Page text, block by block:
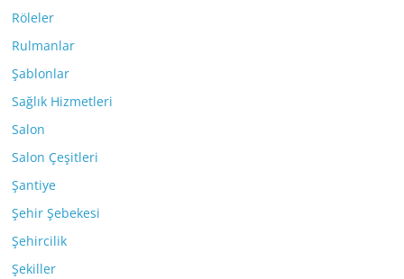
Röleler
Rulmanlar
Şablonlar
Sağlık Hizmetleri
Salon
Salon Çeşitleri
Şantiye
Şehir Şebekesi
Şehircilik
Şekiller